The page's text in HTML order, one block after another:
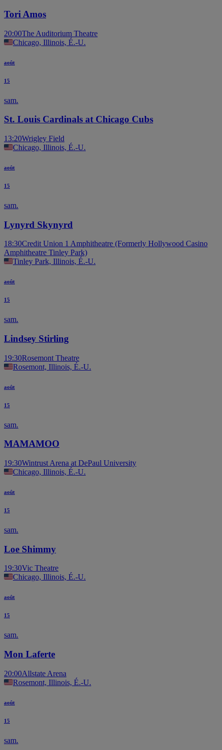
Tori Amos
20:00The Auditorium Theatre
Chicago, Illinois, É.-U.
août
15
sam.
St. Louis Cardinals at Chicago Cubs
13:20Wrigley Field
Chicago, Illinois, É.-U.
août
15
sam.
Lynyrd Skynyrd
18:30Credit Union 1 Amphitheatre (Formerly Hollywood Casino
Amphitheatre Tinley Park)
Tinley Park, Illinois, É.-U.
août
15
sam.
Lindsey Stirling
19:30Rosemont Theatre
Rosemont, Illinois, É.-U.
août
15
sam.
MAMAMOO
19:30Wintrust Arena at DePaul University
Chicago, Illinois, É.-U.
août
15
sam.
Loe Shimmy
19:30Vic Theatre
Chicago, Illinois, É.-U.
août
15
sam.
Mon Laferte
20:00Allstate Arena
Rosemont, Illinois, É.-U.
août
15
sam.